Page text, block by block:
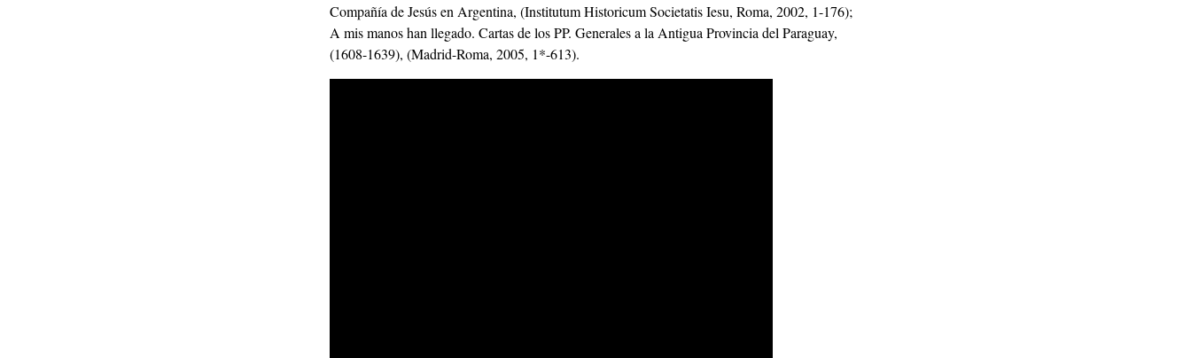
Compañía de Jesús en Argentina, (Institutum Historicum Societatis Iesu, Roma, 2002, 1-176);
A mis manos han llegado. Cartas de los PP. Generales a la Antigua Provincia del Paraguay,
(1608-1639), (Madrid-Roma, 2005, 1*-613).